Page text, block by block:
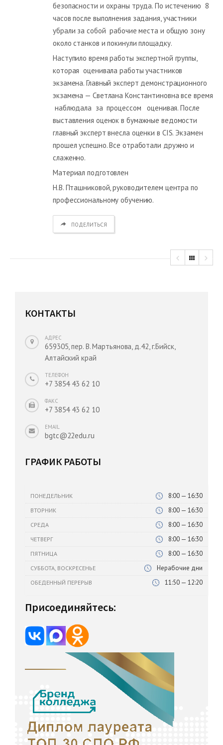
безопасности и охраны труда. По истечению 8
часов после выполнения задания, участники
убрали за собой рабочие места и общую зону
около станков и покинули площадку.
Наступило время работы экспертной группы,
которая оценивала работы участников
экзамена. Главный эксперт демонстрационного
экзамена — Светлана Константиновна все время
наблюдала за процессом оценивая. После
выставления оценок в бумажные ведомости
главный эксперт внесла оценки в CIS. Экзамен
прошел успешно. Все отработали дружно и
слаженно.
Материал подготовлен
Н.В. Пташниковой, руководителем центра по
профессиональному обучению.
ПОДЕЛИТЬСЯ
КОНТАКТЫ
АДРЕС
659305, пер. В. Мартьянова, д.42, г.Бийск,
Алтайский край
ТЕЛЕФОН
+7 3854 43 62 10
ФАКС
+7 3854 43 62 10
EMAIL
bgtc@22edu.ru
ГРАФИК РАБОТЫ
ПОНЕДЕЛЬНИК 8:00 — 16:30
ВТОРНИК 8:00 — 16:30
СРЕДА 8:00 — 16:30
ЧЕТВЕРГ 8:00 — 16:30
ПЯТНИЦА 8:00 — 16:30
СУББОТА, ВОСКРЕСЕНЬЕ Нерабочие дни
ОБЕДЕННЫЙ ПЕРЕРЫВ 11:50 — 12:20
Присоединяйтесь: